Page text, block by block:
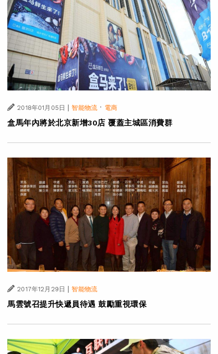
2018年01月05日 | 智能物流 · 電商
盒馬年內將於北京新增30店 覆蓋主城區消費群
2017年12月29日 | 智能物流
馬雲號召提升快遞員待遇 鼓勵重視環保